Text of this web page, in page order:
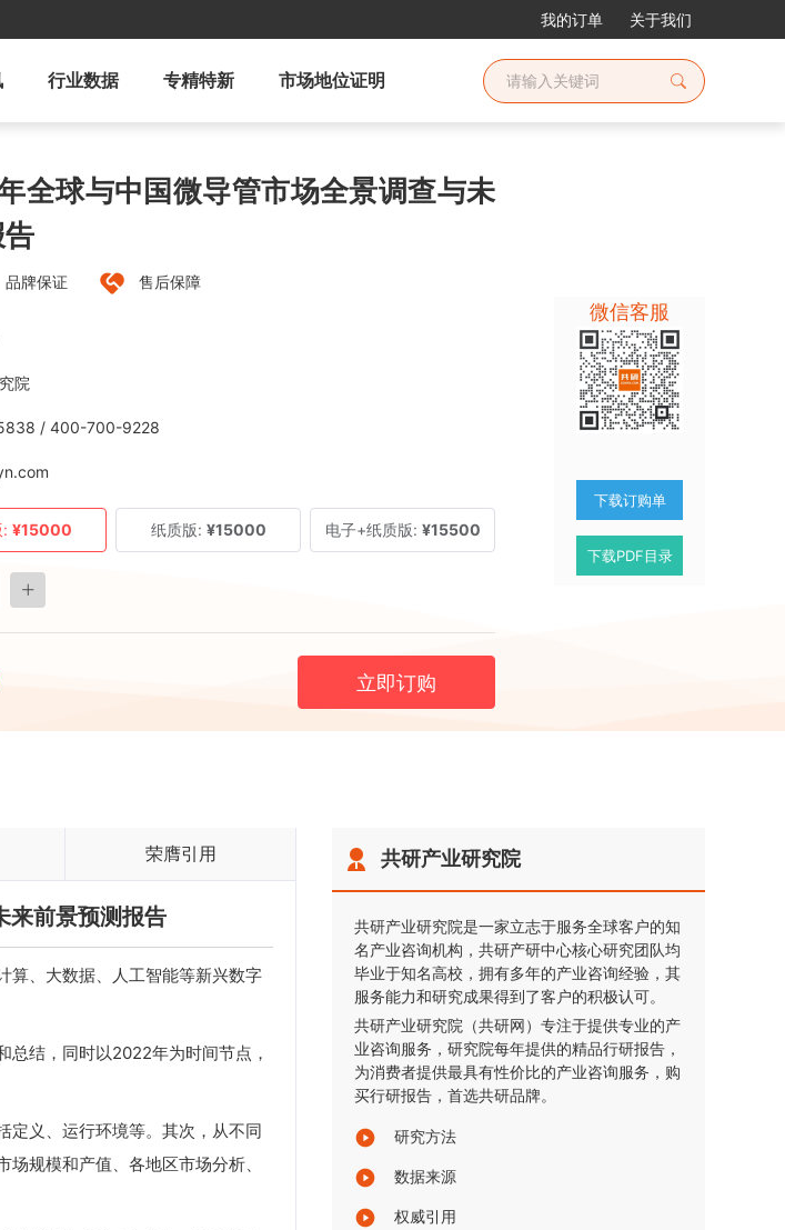
我的订单 关于我们
行业数据 专精特新 市场地位证明
球与中国微导管市场全景调查与未
品牌保证 售后保障
院
/ 400-700-9228
¥15000 纸质版: ¥15000 电子+纸质版: ¥15500
立即订购
微信客服
下载订购单
下载PDF目录
荣膺引用
前景预测报告
算、大数据、人工智能等新兴数字
总结，同时以2022年为时间节点，
定义、运行环境等。其次，从不同
规模和产值、各地区市场分析、
共研产业研究院
共研产业研究院是一家立志于服务全球客户的知
名产业咨询机构，共研产研中心核心研究团队均
毕业于知名高校，拥有多年的产业咨询经验，其
服务能力和研究成果得到了客户的积极认可。
共研产业研究院（共研网）专注于提供专业的产
业咨询服务，研究院每年提供的精品行研报告，
为消费者提供最具有性价比的产业咨询服务，购
买行研报告，首选共研品牌。
研究方法
数据来源
权威引用